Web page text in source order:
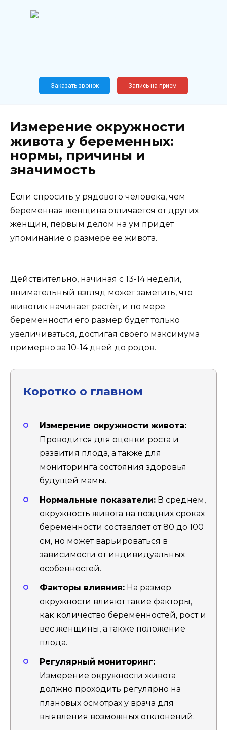
Новослободская, 62, к12
Заказать звонок Запись на прием
Измерение окружности
живота у беременных:
нормы, причины и
значимость
Если спросить у рядового человека, чем
беременная женщина отличается от других
женщин, первым делом на ум придёт
упоминание о размере её живота.
Действительно, начиная с 13-14 недели,
внимательный взгляд может заметить, что
животик начинает растёт, и по мере
беременности его размер будет только
увеличиваться, достигая своего максимума
примерно за 10-14 дней до родов.
Коротко о главном
Измерение окружности живота:
Проводится для оценки роста и
развития плода, а также для
мониторинга состояния здоровья
будущей мамы.
Нормальные показатели: В среднем,
окружность живота на поздних сроках
беременности составляет от 80 до 100
см, но может варьироваться в
зависимости от индивидуальных
особенностей.
Факторы влияния: На размер
окружности влияют такие факторы,
как количество беременностей, рост и
вес женщины, а также положение
плода.
Регулярный мониторинг:
Измерение окружности живота
должно проходить регулярно на
плановых осмотрах у врача для
выявления возможных отклонений.